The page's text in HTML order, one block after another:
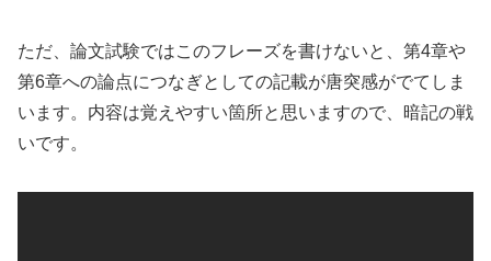
ただ、論文試験ではこのフレーズを書けないと、第4章や
第6章への論点につなぎとしての記載が唐突感がでてしま
います。内容は覚えやすい箇所と思いますので、暗記の戦
いです。